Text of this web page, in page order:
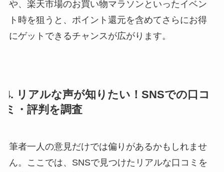
や、楽天市場のお買い物マラソンといったイベン
ト時を狙うと、ポイント還元を含めてさらにお得
にゲットできるチャンスが広がります。
4. リアルな声が知りたい！SNSでの口コ
ミ・評判を調査
筆者一人の意見だけでは偏りがあるかもしれませ
ん。ここでは、SNSで見つけたリアルな口コミを